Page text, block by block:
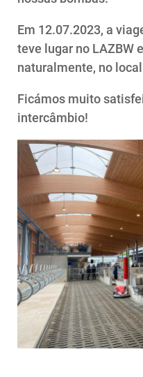
Em 12.07.2023, a
teve lugar no LAZBW
naturalmente, no
Ficámos muito
intercâmbio!